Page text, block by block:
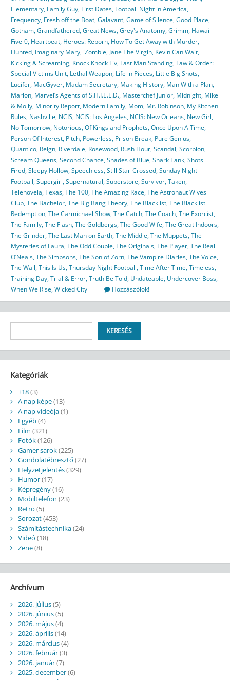
Elementary, Family Guy, First Dates, Football Night in America,
Frequency, Fresh off the Boat,Galavant,Game of Silence,Good Place,
Gotham,Grandfathered,Great News,Grey's Anatomy,Grimm, Hawaii
Five-0, Heartbeat, Heroes: Reborn, How To Get Away with Murder,
Hunted, Imaginary Mary, iZombie,Jane The Virgin, Kevin Can Wait,
Kicking & Screaming, Knock Knock Liv, Last Man Standing, Law & Order:
Special Victims Unit, Lethal Weapon, Life in Pieces, Little Big Shots,
Lucifer, MacGyver, Madam Secretary, Making History, Man With a Plan,
Marlon, Marvel’s Agents of S.H.I.E.L.D., Masterchef Junior, Midnight, Mike
& Molly, Minority Report, Modern Family, Mom, Mr. Robinson, My Kitchen
Rules, Nashville, NCIS, NCIS: Los Angeles, NCIS: New Orleans, New Girl,
No Tomorrow, Notorious,Of Kings and Prophets,Once Upon A Time,
Person Of Interest, Pitch, Powerless, Prison Break, Pure Genius,
Quantico, Reign, Riverdale, Rosewood, Rush Hour,Scandal,Scorpion,
Scream Queens,Second Chance,Shades of Blue,Shark Tank,Shots
Fired,Sleepy Hollow,Speechless,Still Star-Crossed,Sunday Night
Football,Supergirl,Supernatural,Superstore,Survivor,Taken,
Telenovela,Texas,The 100,The Amazing Race,The Astronaut Wives
Club,The Bachelor,The Big Bang Theory,The Blacklist,The Blacklist
Redemption,The Carmichael Show,The Catch,The Coach,The Exorcist,
The Family,The Flash,The Goldbergs,The Good Wife,The Great Indoors,
The Grinder,The Last Man on Earth,The Middle,The Muppets,The
Mysteries of Laura,The Odd Couple,The Originals,The Player,The Real
O’Neals,The Simpsons,The Son of Zorn,The Vampire Diaries,The Voice,
The Wall,This Is Us,Thursday Night Football,Time After Time,Timeless,
Training Day,Trial & Error,Truth Be Told, Undateable, Undercover Boss,
When We Rise,Wicked City Hozzászólok!
KERESÉS
Kategóriák
+18(3)
A nap képe(13)
A nap videója(1)
Egyéb(4)
Film (321)
Fotók(126)
Gamer sarok(225)
Gondolatébresztő (27)
Helyzetjelentés(329)
Humor(17)
Képregény(16)
Mobiltelefon (23)
Retro (5)
Sorozat(453)
Számítástechnika(24)
Videó (18)
Zene(8)
Archívum
2026. július(5)
2026. június(5)
2026. május(4)
2026. április(14)
2026. március(4)
2026. február(3)
2026. január(7)
2025. december(6)